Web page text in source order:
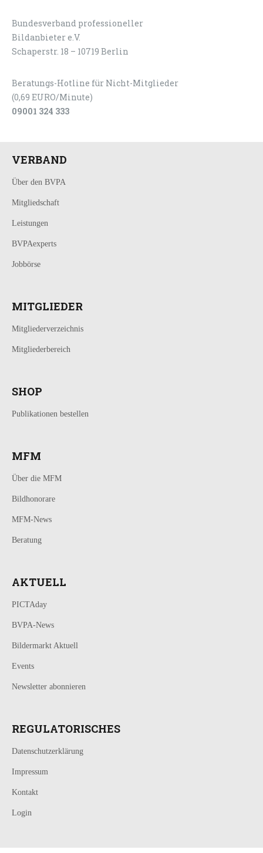
Bundesverband professioneller
Bildanbieter e.V.
Schaperstr. 18 – 10719 Berlin
Beratungs-Hotline für Nicht-Mitglieder
(0,69 EURO/Minute)
09001 324 333
VERBAND
Über den BVPA
Mitgliedschaft
Leistungen
BVPAexperts
Jobbörse
MITGLIEDER
Mitgliederverzeichnis
Mitgliederbereich
SHOP
Publikationen bestellen
MFM
Über die MFM
Bildhonorare
MFM-News
Beratung
AKTUELL
PICTAday
BVPA-News
Bildermarkt Aktuell
Events
Newsletter abonnieren
REGULATORISCHES
Datenschutzerklärung
Impressum
Kontakt
Login